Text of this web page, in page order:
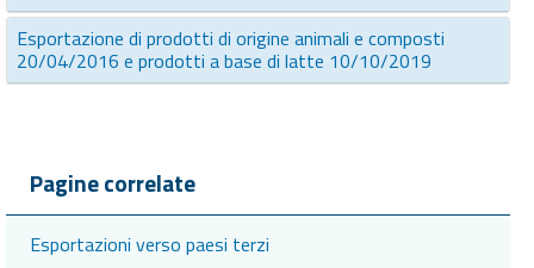
Esportazione di prodotti di origine animali e composti
20/04/2016 e prodotti a base di latte 10/10/2019
Pagine correlate
Esportazioni verso paesi terzi